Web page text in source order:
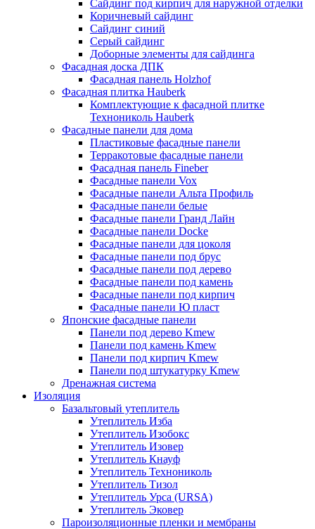
Сайдинг под кирпич для наружной отделки
Коричневый сайдинг
Сайдинг синий
Серый сайдинг
Доборные элементы для сайдинга
Фасадная доска ДПК
Фасадная панель Holzhof
Фасадная плитка Hauberk
Комплектующие к фасадной плитке
Технониколь Hauberk
Фасадные панели для дома
Пластиковые фасадные панели
Терракотовые фасадные панели
Фасадная панель Fineber
Фасадные панели Vox
Фасадные панели Альта Профиль
Фасадные панели белые
Фасадные панели Гранд Лайн
Фасадные панели Docke
Фасадные панели для цоколя
Фасадные панели под брус
Фасадные панели под дерево
Фасадные панели под камень
Фасадные панели под кирпич
Фасадные панели Ю пласт
Японские фасадные панели
Панели под дерево Kmew
Панели под камень Kmew
Панели под кирпич Kmew
Панели под штукатурку Kmew
Дренажная система
Изоляция
Базальтовый утеплитель
Утеплитель Изба
Утеплитель Изобокс
Утеплитель Изовер
Утеплитель Кнауф
Утеплитель Технониколь
Утеплитель Тизол
Утеплитель Урса (URSA)
Утеплитель Эковер
Пароизоляционные пленки и мембраны